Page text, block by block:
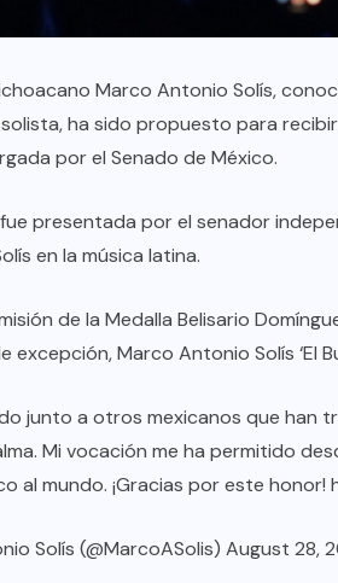
Marco Antonio Solís,
ha sido propuesto para
por el Senado de México.
presentada por el senador
en la música latina.
de la Medalla Belisario
excepción, Marco Antonio Solís ‘El
junto a otros mexicanos que han
Mi vocación me ha permitido
al mundo. ¡Gracias por este honor!
Solís (@MarcoASolis) August 28,